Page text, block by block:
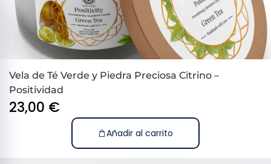
Vela de Té Verde y Piedra Preciosa Citrino –
Positividad
23,00 €
Añadir al carrito